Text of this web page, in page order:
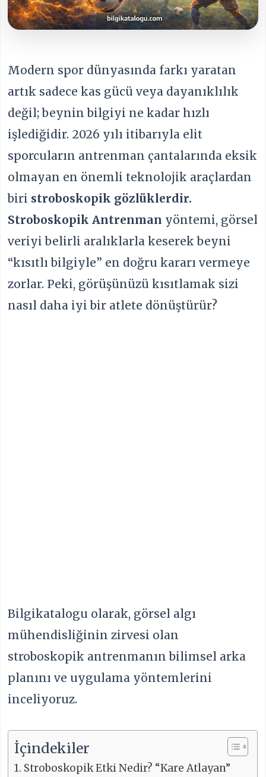
Modern spor dünyasında farkı yaratan
artık sadece kas gücü veya dayanıklılık
değil; beynin bilgiyi ne kadar hızlı
işlediğidir. 2026 yılı itibarıyla elit
sporcuların antrenman çantalarında eksik
olmayan en önemli teknolojik araçlardan
biri stroboskopik gözlüklerdir.
Stroboskopik Antrenman yöntemi, görsel
veriyi belirli aralıklarla keserek beyni
“kısıtlı bilgiyle” en doğru kararı vermeye
zorlar. Peki, görüşünüzü kısıtlamak sizi
nasıl daha iyi bir atlete dönüştürür?
Bilgikatalogu olarak, görsel algı
mühendisliğinin zirvesi olan
stroboskopik antrenmanın bilimsel arka
planını ve uygulama yöntemlerini
inceliyoruz.
İçindekiler
Stroboskopik Etki Nedir? “Kare Atlayan”